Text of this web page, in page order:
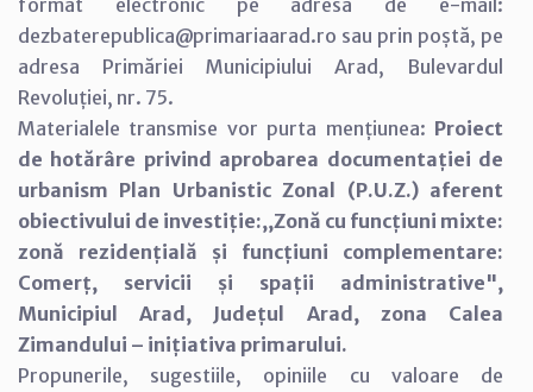
dezbaterepublica@primariaarad.ro sau prin poștă, pe
adresa Primăriei Municipiului Arad, Bulevardul
Revoluției, nr. 75.
Materialele transmise vor purta mențiunea: Proiect
de hotărâre privind aprobarea documentației de
urbanism Plan Urbanistic Zonal (P.U.Z.) aferent
obiectivului de investiție:,,Zonă cu funcțiuni mixte:
zonă rezidențială și funcțiuni complementare:
Comerț, servicii și spații administrative",
Municipiul Arad, Județul Arad, zona Calea
Zimandului – inițiativa primarului.
Propunerile, sugestiile, opiniile cu valoare de